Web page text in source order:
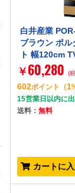
白井産業
ブラウン ポ
ト 幅120cm
￥ 60,280 (
602ポイント （1
15営業日以内に
送料：無料
カートに